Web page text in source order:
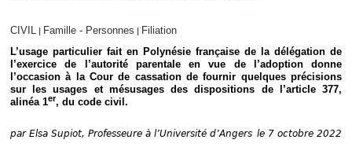
CIVIL Famille - Personnes
Filiation
L’usage particulier fait en Polynésie française de la délégation de
l’exercice de l’autorité parentale en vue de l’adoption donne
l’occasion à la Cour de cassation de fournir quelques précisions
sur les usages et mésusages des dispositions de l’article 377,
alinéa 1er, du code civil.
par Elsa Supiot, Professeure à l’Université d’Angers le 7 octobre 2022